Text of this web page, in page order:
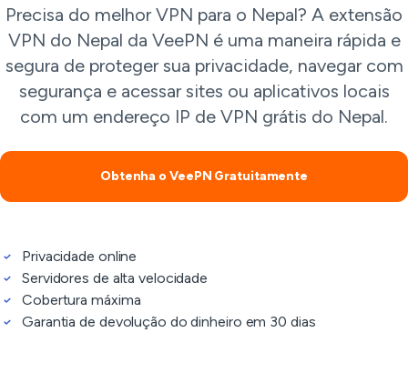
Precisa do melhor VPN para o Nepal? A extensão
VPN do Nepal da VeePN é uma maneira rápida e
segura de proteger sua privacidade, navegar com
segurança e acessar sites ou aplicativos locais
com um endereço IP de VPN grátis do Nepal.
Obtenha o VeePN Gratuitamente
Privacidade online
Servidores de alta velocidade
Cobertura máxima
Garantia de devolução do dinheiro em 30 dias